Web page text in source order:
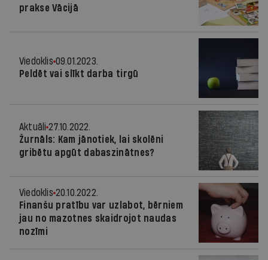
prakse Vācijā
Viedoklis 09.01.2023.
Peldēt vai slīkt darba tirgū
Aktuāli 27.10.2022.
Žurnāls: Kam jānotiek, lai skolēni
gribētu apgūt dabaszinātnes?
Viedoklis 20.10.2022.
Finanšu pratību var uzlabot, bērniem
jau no mazotnes skaidrojot naudas
nozīmi